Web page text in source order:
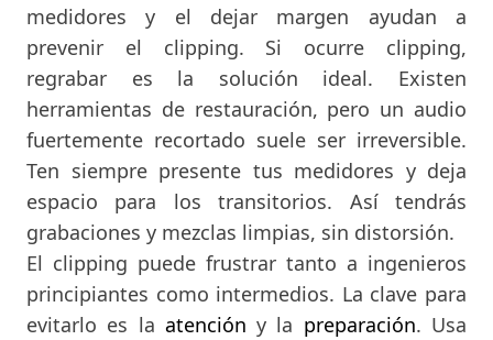
medidores y el dejar margen ayudan a
prevenir el clipping. Si ocurre clipping,
regrabar es la solución ideal. Existen
herramientas de restauración, pero un audio
fuertemente recortado suele ser irreversible.
Ten siempre presente tus medidores y deja
espacio para los transitorios. Así tendrás
grabaciones y mezclas limpias, sin distorsión.
El clipping puede frustrar tanto a ingenieros
principiantes como intermedios. La clave para
evitarlo es la atención y la preparación. Usa